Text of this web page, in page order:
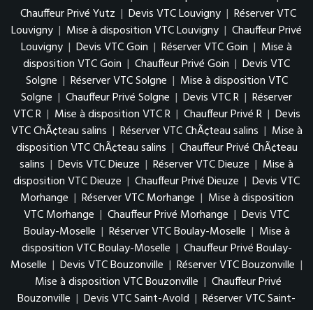
Chauffeur Privé Yutz | Devis VTC Louvigny | Réserver VTC
Louvigny | Mise à disposition VTC Louvigny | Chauffeur Privé
Louvigny | Devis VTC Goin | Réserver VTC Goin | Mise à
disposition VTC Goin | Chauffeur Privé Goin | Devis VTC
Solgne | Réserver VTC Solgne | Mise à disposition VTC
Solgne | Chauffeur Privé Solgne | Devis VTC R | Réserver
VTC R | Mise à disposition VTC R | Chauffeur Privé R | Devis
VTC ChÃ¢teau salins | Réserver VTC ChÃ¢teau salins | Mise à
disposition VTC ChÃ¢teau salins | Chauffeur Privé ChÃ¢teau
salins | Devis VTC Dieuze | Réserver VTC Dieuze | Mise à
disposition VTC Dieuze | Chauffeur Privé Dieuze | Devis VTC
Morhange | Réserver VTC Morhange | Mise à disposition
VTC Morhange | Chauffeur Privé Morhange | Devis VTC
Boulay-Moselle | Réserver VTC Boulay-Moselle | Mise à
disposition VTC Boulay-Moselle | Chauffeur Privé Boulay-
Moselle | Devis VTC Bouzonville | Réserver VTC Bouzonville |
Mise à disposition VTC Bouzonville | Chauffeur Privé
Bouzonville | Devis VTC Saint-Avold | Réserver VTC Saint-